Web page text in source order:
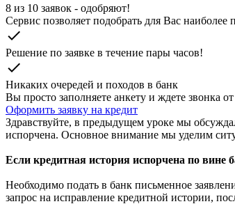
8 из 10 заявок - одобряют!
Cервис позволяет подобрать для Вас
check
Решение по заявке в течение пары часов!
check
Никаких очередей и походов в банк
Вы просто заполняете анкету и ждете звонка
Оформить заявку на кредит
Здравствуйте, в предыдущем уроке мы
испорчена. Основное внимание мы уделим
Если кредитная история испорчена по вине
Необходимо подать в банк письменное
запрос на исправление кредитной истории,